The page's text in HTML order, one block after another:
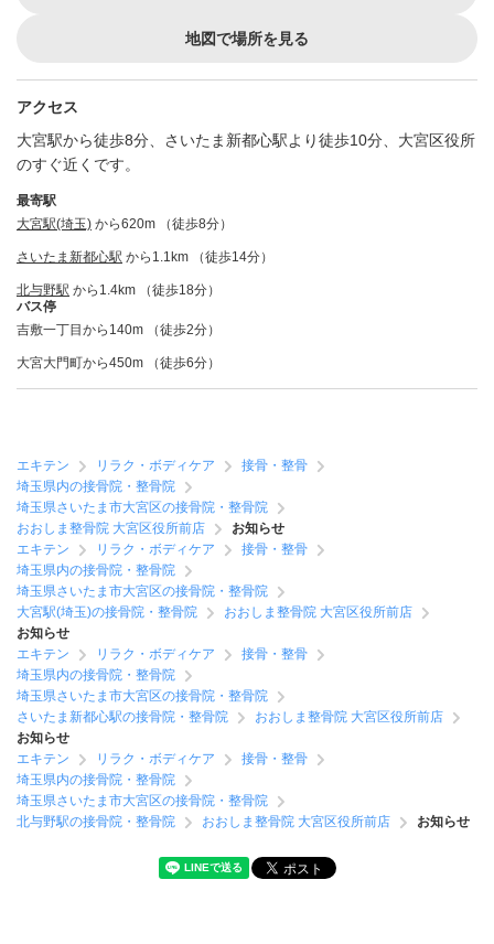
地図で場所を見る
アクセス
大宮駅から徒歩8分、さいたま新都心駅より徒歩10分、大宮区役所
のすぐ近くです。
最寄駅
大宮駅(埼玉) から620m （徒歩8分）
さいたま新都心駅 から1.1km （徒歩14分）
北与野駅 から1.4km （徒歩18分）
バス停
吉敷一丁目から140m （徒歩2分）
大宮大門町から450m （徒歩6分）
エキテン リラク・ボディケア
接骨・整骨
埼玉県内の接骨院・整骨院
埼玉県さいたま市大宮区の接骨院・整骨院
おおしま整骨院 大宮区役所前店
お知らせ
エキテン
リラク・ボディケア
接骨・整骨
埼玉県内の接骨院・整骨院
埼玉県さいたま市大宮区の接骨院・整骨院
大宮駅(埼玉)の接骨院・整骨院
おおしま整骨院 大宮区役所前店
お知らせ
エキテン
リラク・ボディケア
接骨・整骨
埼玉県内の接骨院・整骨院
埼玉県さいたま市大宮区の接骨院・整骨院
さいたま新都心駅の接骨院・整骨院
おおしま整骨院 大宮区役所前店
お知らせ
エキテン
リラク・ボディケア
接骨・整骨
埼玉県内の接骨院・整骨院
埼玉県さいたま市大宮区の接骨院・整骨院
北与野駅の接骨院・整骨院
おおしま整骨院 大宮区役所前店 お知らせ